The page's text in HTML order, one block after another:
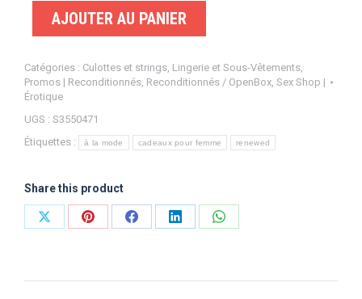
AJOUTER AU PANIER
Catégories : Culottes et strings, Lingerie et Sous-Vêtements,
Promos | Reconditionnés, Reconditionnés / OpenBox, Sex Shop |
Érotique
UGS : S3550471
Étiquettes :
à la mode cadeaux pour femme renewed
Share this product
PartagerPartagerPartagerPartagerPartager